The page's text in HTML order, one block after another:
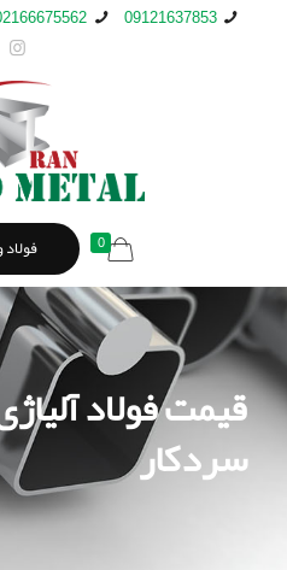
09121637853
0
قیمت فولاد
سردکار